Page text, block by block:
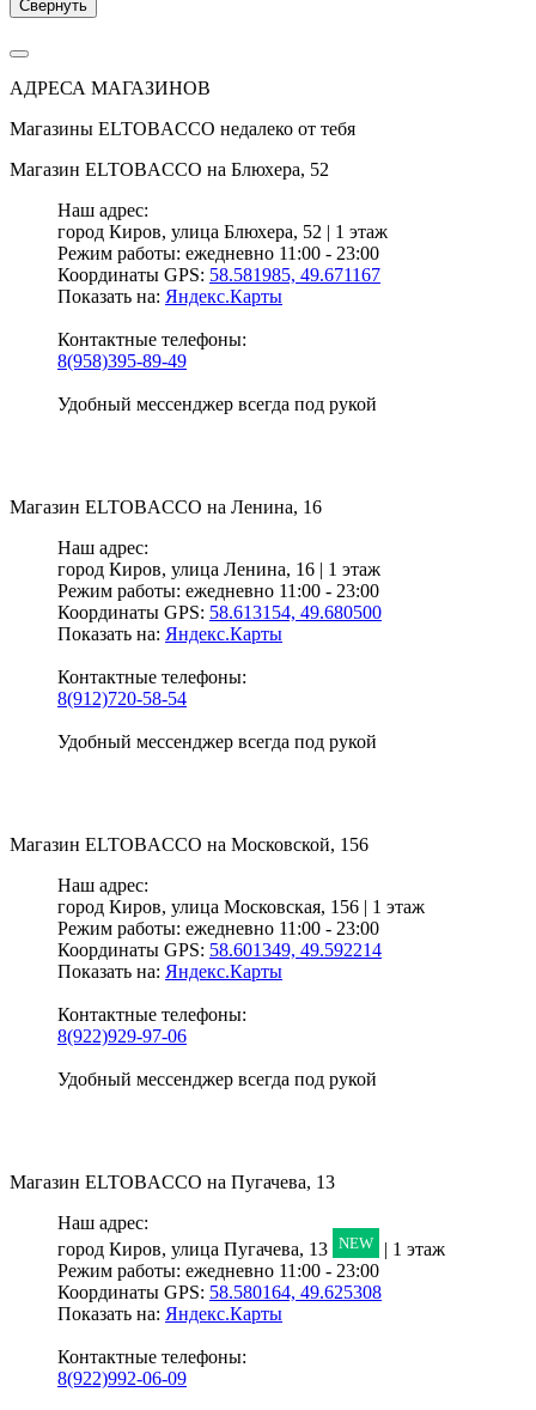
Свернуть
АДРЕСА МАГАЗИНОВ
Магазины ELTOBACCO недалеко от тебя
Магазин ELTOBACCO на Блюхера, 52
Наш адрес:
город Киров, улица Блюхера, 52 | 1 этаж
Режим работы: ежедневно 11:00 - 23:00
Координаты GPS: 58.581985, 49.671167
Показать на: Яндекс.Карты
Контактные телефоны:
8(958)395-89-49
Удобный мессенджер всегда под рукой
Магазин ELTOBACCO на Ленина, 16
Наш адрес:
город Киров, улица Ленина, 16 | 1 этаж
Режим работы: ежедневно 11:00 - 23:00
Координаты GPS: 58.613154, 49.680500
Показать на: Яндекс.Карты
Контактные телефоны:
8(912)720-58-54
Удобный мессенджер всегда под рукой
Магазин ELTOBACCO на Московской, 156
Наш адрес:
город Киров, улица Московская, 156 | 1 этаж
Режим работы: ежедневно 11:00 - 23:00
Координаты GPS: 58.601349, 49.592214
Показать на: Яндекс.Карты
Контактные телефоны:
8(922)929-97-06
Удобный мессенджер всегда под рукой
Магазин ELTOBACCO на Пугачева, 13
Наш адрес:
город Киров, улица Пугачева, 13 NEW
| 1 этаж
Режим работы: ежедневно 11:00 - 23:00
Координаты GPS: 58.580164, 49.625308
Показать на: Яндекс.Карты
Контактные телефоны:
8(922)992-06-09